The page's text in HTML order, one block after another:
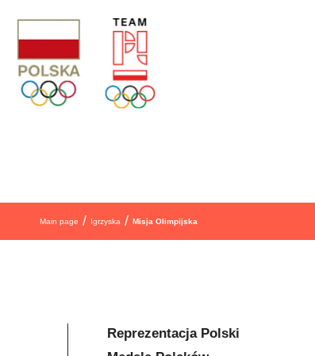
Main page / Igrzyska / Misja Olimpijska
Reprezentacja Polski